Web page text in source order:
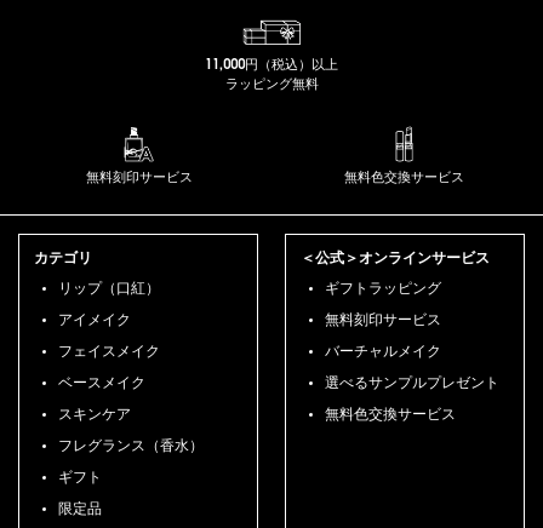
11,000円（税込）以上
ラッピング無料
無料刻印サービス 無料色交換サービス
カテゴリ
リップ（口紅）
アイメイク
フェイスメイク
ベースメイク
スキンケア
フレグランス（香水）
ギフト
限定品
＜公式＞オンラインサービス
ギフトラッピング
無料刻印サービス
バーチャルメイク
選べるサンプルプレゼント
無料色交換サービス